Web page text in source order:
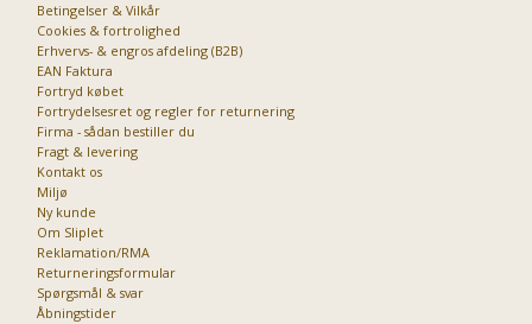
Betingelser & Vilkår
Cookies & fortrolighed
Erhvervs- & engros afdeling (B2B)
EAN Faktura
Fortryd købet
Fortrydelsesret og regler for returnering
Firma - sådan bestiller du
Fragt & levering
Kontakt os
Miljø
Ny kunde
Om Sliplet
Reklamation/RMA
Returneringsformular
Spørgsmål & svar
Åbningstider